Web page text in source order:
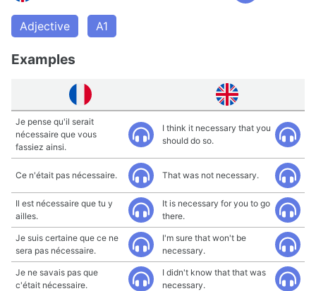
Adjective A1
Examples
Je pense qu'il serait
nécessaire que vous
fassiez ainsi.
I think it necessary that you
should do so.
Ce n'était pas nécessaire. That was not necessary.
Il est nécessaire que tu y
ailles.
It is necessary for you to go
there.
Je suis certaine que ce ne
sera pas nécessaire.
I'm sure that won't be
necessary.
Je ne savais pas que
c'était nécessaire.
I didn't know that that was
necessary.